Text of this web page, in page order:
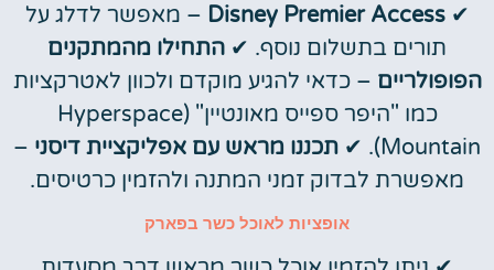
✔
Disney Premier Access – מאפשר לדלג על
תורים בתשלום נוסף. ✔ התחילו מהמתקנים
הפופולריים – כדאי להגיע מוקדם ולכוון לאטרקציות
כמו "היפר ספייס מאונטיין" (Hyperspace
Mountain). ✔
תכננו מראש עם אפליקציית דיסני –
מאפשרת לבדוק זמני המתנה ולהזמין כרטיסים.
אופציות לאוכל כשר בפארק